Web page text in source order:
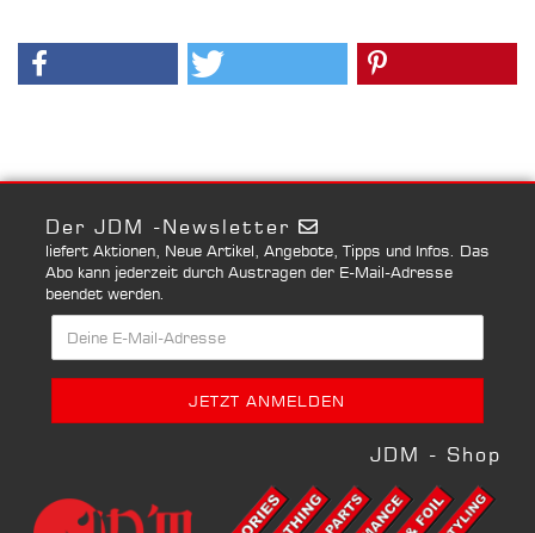
Der JDM -Newsletter
liefert Aktionen, Neue Artikel, Angebote, Tipps und Infos. Das
Abo kann jederzeit durch Austragen der E-Mail-Adresse
beendet werden.
JDM - Shop